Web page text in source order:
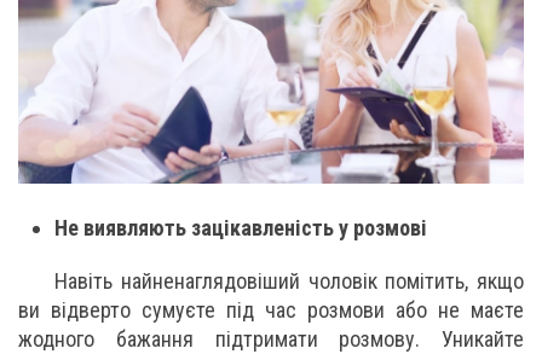
Не виявляють зацікавленість у розмові
Навіть найненаглядовіший чоловік помітить, якщо
ви відверто сумуєте під час розмови або не маєте
жодного бажання підтримати розмову. Уникайте